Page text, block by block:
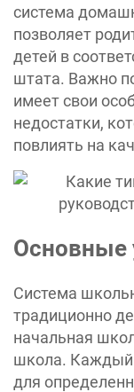
система
позволяет
детей в
штата. Важно
имеет свои
недостатки,
повлиять на
Основные
Система
традиционно
начальная
школа. Каждый
для